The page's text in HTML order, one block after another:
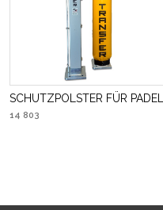
SCHUTZPOLSTER FÜR PADEL
14 803